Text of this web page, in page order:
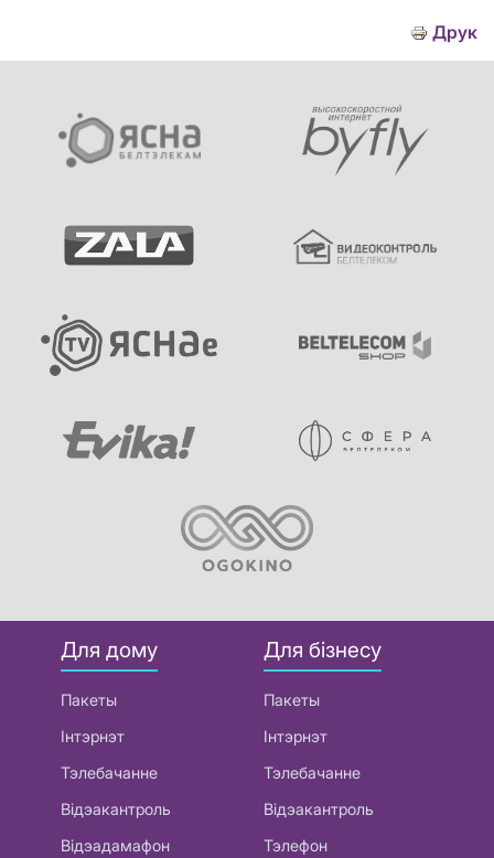
Друк
Для дому
Пакеты
Інтэрнэт
Тэлебачанне
Відэакантроль
Відэадамафон
Для бізнесу
Пакеты
Інтэрнэт
Тэлебачанне
Відэакантроль
Тэлефон